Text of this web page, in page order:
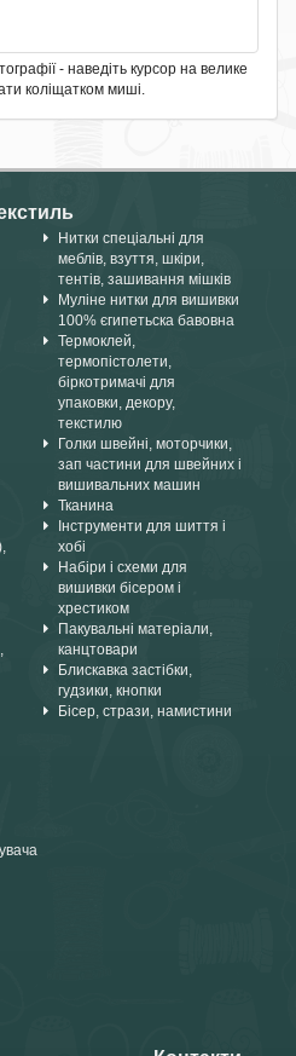
- наведіть курсор на велике
коліщатком миші.
Нитки спеціальні для
меблів, взуття, шкіри,
тентів, зашивання мішків
Муліне нитки для вишивки
100% єгипетьска бавовна
Термоклей,
термопістолети,
біркотримачі для
упаковки, декору,
текстилю
Голки швейні, моторчики,
зап частини для швейних і
вишивальних машин
Тканина
Інструменти для шиття і
хобі
Набіри і схеми для
вишивки бісером і
хрестиком
Пакувальні матеріали,
канцтовари
Блискавка застібки,
гудзики, кнопки
Бісер, стрази, намистини